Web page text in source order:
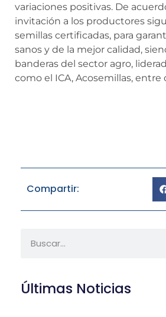
variaciones positivas. De
invitación a los productores
semillas certificadas, para
sanos y de la mejor calidad,
banderas del sector agro,
como el ICA, Acosemillas, entre
Compartir:
Últimas Noticias